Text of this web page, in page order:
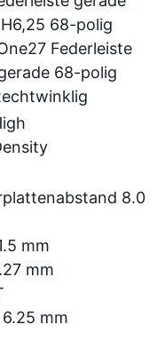
8.0
mm
mm
mm